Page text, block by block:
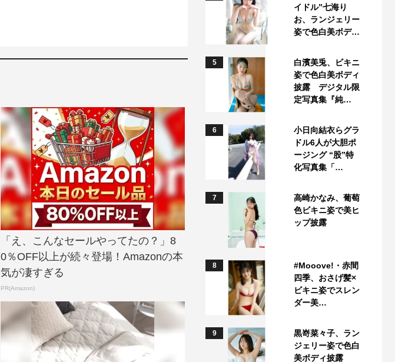
「え、こんなセールやってたの？」8
0％OFF以上が続々登場！Amazonの本
気が凄すぎる
PR(Amazon)
イドル”七海り
お、ランジェリー
姿で色白美ボデ…
5
白濱美兎、ビキニ
姿で色白美ボディ
披露 デジタル限
定写真集『純…
6
小日向結衣らグラ
ドル6人が大胆ポ
ージング “股”特
化写真集「…
7
高崎かなみ、葡萄
色ビキニ姿で美ヒ
ップ披露
8
#Mooove!・赤間
四季、おさげ髪×
ビキニ姿でスレン
ダー美…
9
黒嵜菜々子、ラン
ジェリー姿で色白
美ボディ披露